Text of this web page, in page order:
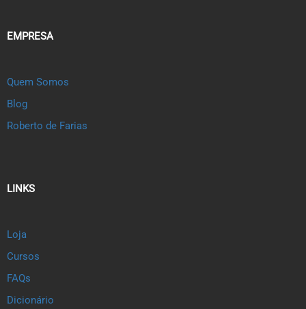
EMPRESA
Quem Somos
Blog
Roberto de Farias
LINKS
Loja
Cursos
FAQs
Dicionário